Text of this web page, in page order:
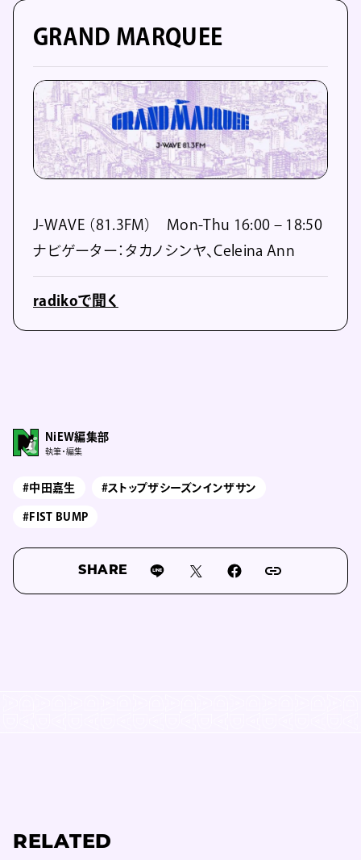
GRAND MARQUEE
J-WAVE （81.3FM） Mon-Thu 16:00 – 18:50
ナビゲーター：タカノシンヤ、Celeina Ann
radikoで聞く
NiEW編集部
執筆・編集
#中田嘉生 #ストップザシーズンインザサン
#FIST BUMP
SHARE
RELATED